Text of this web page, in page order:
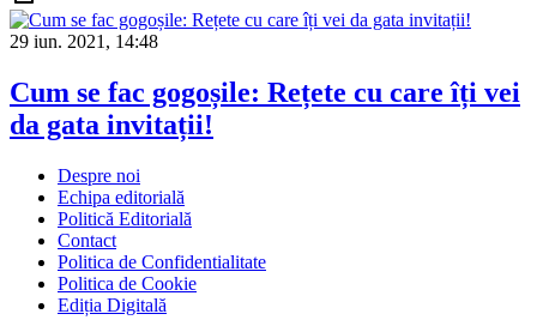
29 iun. 2021, 14:48
Cum se fac gogoșile: Rețete cu care îți vei
da gata invitații!
Despre noi
Echipa editorială
Politică Editorială
Contact
Politica de Confidentialitate
Politica de Cookie
Ediția Digitală